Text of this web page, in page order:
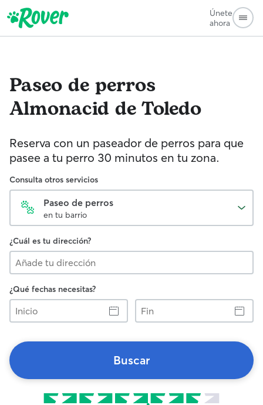
Únete
ahora
Paseo de perros
Almonacid de Toledo
Reserva con un paseador de perros para que
pasee a tu perro 30 minutos en tu zona.
Consulta otros servicios
Paseo de perros
en tu barrio
¿Cuál es tu dirección?
¿Qué fechas necesitas?
Inicio
Fin
Buscar